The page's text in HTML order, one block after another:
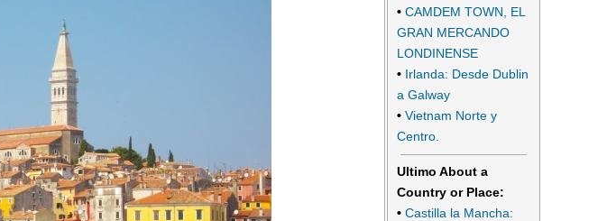
• CAMDEM TOWN, EL
GRAN MERCANDO
LONDINENSE
• Irlanda: Desde Dublin
a Galway
• Vietnam Norte y
Centro.
Ultimo About a
Country or Place:
• Castilla la Mancha: